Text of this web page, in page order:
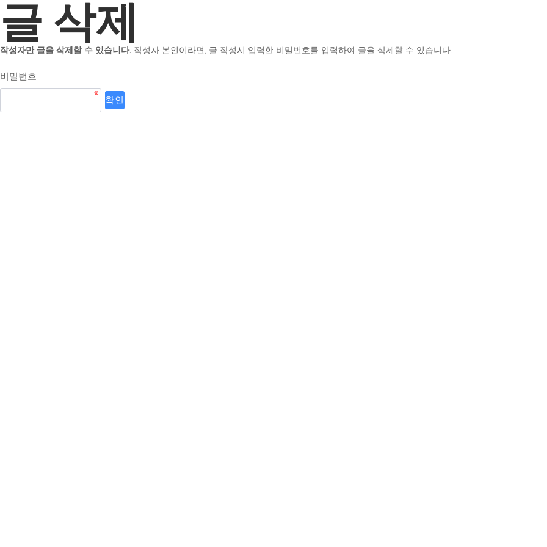
글 삭제
작성자만 글을 삭제할 수 있습니다. 작성자 본인이라면, 글 작성시 입력한 비밀번호를 입력하여 글을 삭제할 수 있습니다.
비밀번호